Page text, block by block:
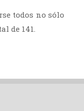
todos no sólo
de 141.